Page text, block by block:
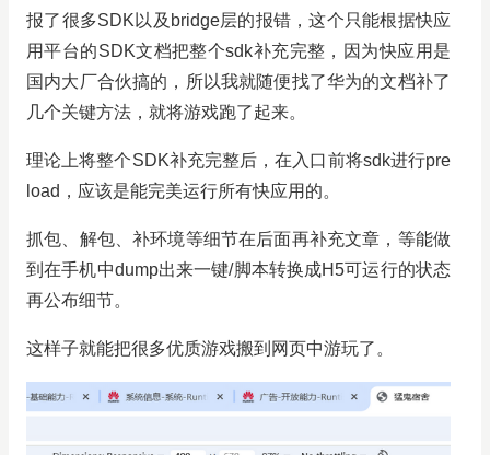
报了很多SDK以及bridge层的报错，这个只能根据快应
用平台的SDK文档把整个sdk补充完整，因为快应用是
国内大厂合伙搞的，所以我就随便找了华为的文档补了
几个关键方法，就将游戏跑了起来。
理论上将整个SDK补充完整后，在入口前将sdk进行pre
load，应该是能完美运行所有快应用的。
抓包、解包、补环境等细节在后面再补充文章，等能做
到在手机中dump出来一键/脚本转换成H5可运行的状态
再公布细节。
这样子就能把很多优质游戏搬到网页中游玩了。